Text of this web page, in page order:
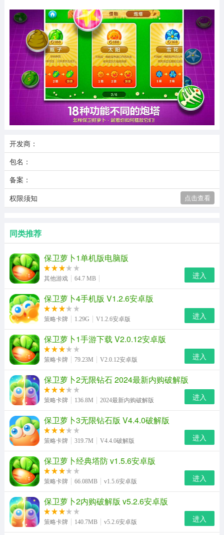
开发商：
包名：
备案：
权限须知
点击查看
同类推荐
保卫萝卜1单机版电脑版
其他游戏 64.7 MB 进入
保卫萝卜4手机版 V1.2.6安卓版
策略卡牌 1.29G V1.2.6安卓版 进入
保卫萝卜1手游下载 V2.0.12安卓版
策略卡牌 79.23M V2.0.12安卓版 进入
保卫萝卜2无限钻石 2024最新内购破解版
策略卡牌 136.8M 2024最新内购破解版 进入
保卫萝卜3无限钻石版 V4.4.0破解版
策略卡牌 319.7M V4.4.0破解版 进入
保卫萝卜经典塔防 v1.5.6安卓版
策略卡牌 66.08MB v1.5.6安卓版 进入
保卫萝卜2内购破解版 v5.2.6安卓版
策略卡牌 140.7MB v5.2.6安卓版 进入